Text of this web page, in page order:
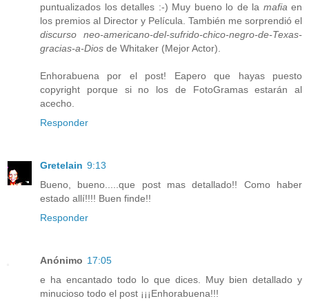
puntualizados los detalles :-) Muy bueno lo de la mafiaen
los premios al Director y Película. También me sorprendió el
discurso neo-americano-del-sufrido-chico-negro-de-Texas-
gracias-a-Dios de Whitaker (Mejor Actor).
Enhorabuena por el post! Eapero que hayas puesto
copyright porque si no los de FotoGramas estarán al
acecho.
Responder
Gretelain 9:13
Bueno, bueno.....que post mas detallado!! Como haber
estado allí!!!! Buen finde!!
Responder
Anónimo 17:05
e ha encantado todo lo que dices. Muy bien detallado y
minucioso todo el post ¡¡¡Enhorabuena!!!